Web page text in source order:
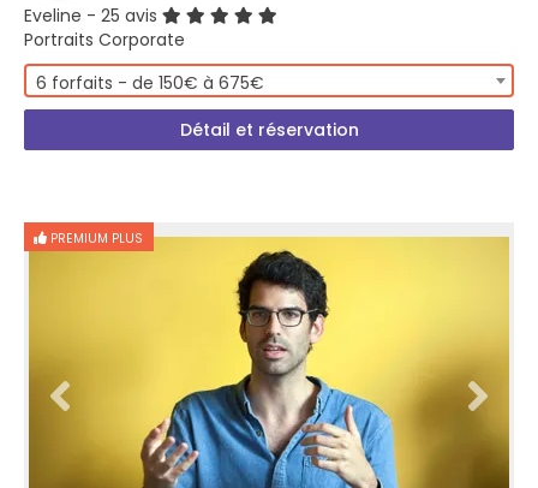
Eveline - 25 avis
Portraits Corporate
6 forfaits - de 150€ à 675€
Détail et réservation
PREMIUM PLUS